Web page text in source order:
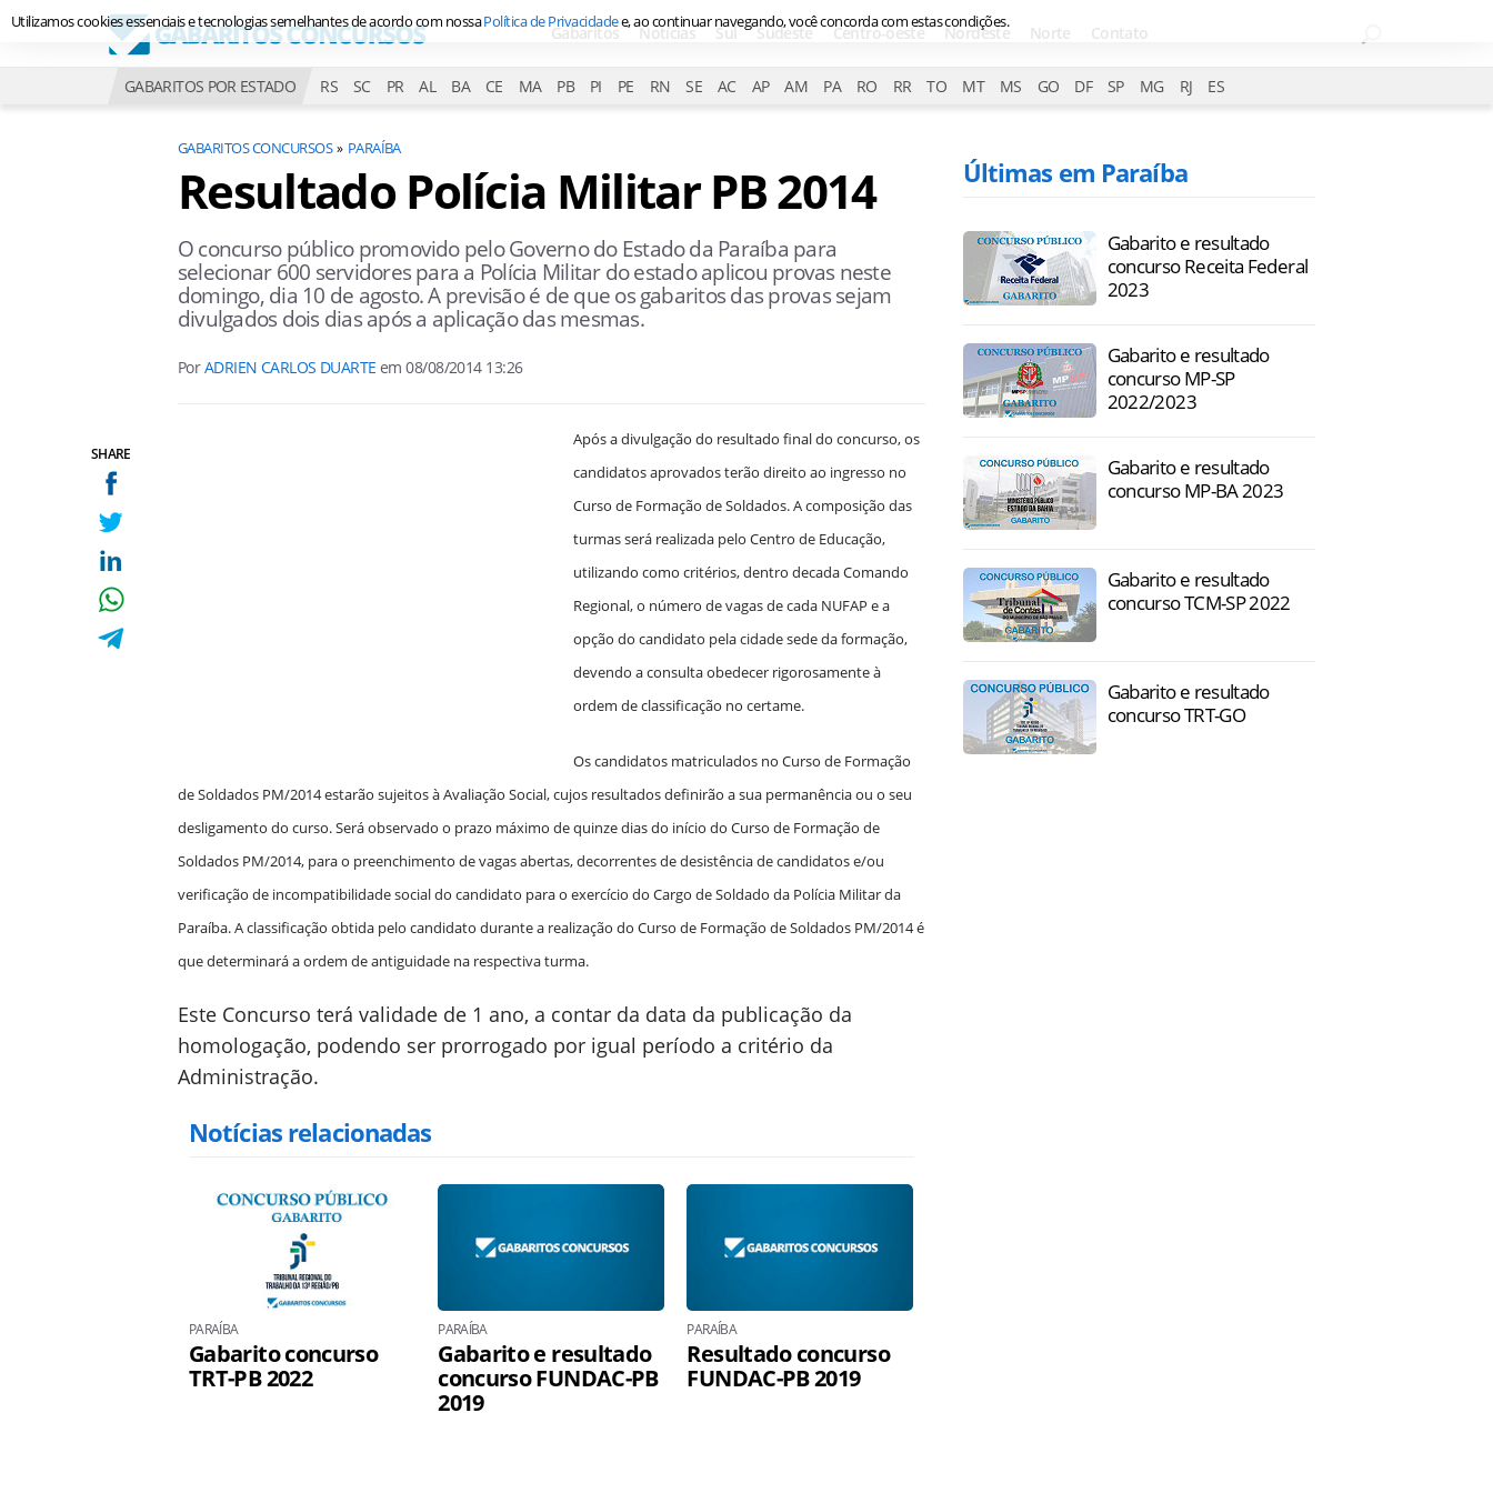
Gabaritos Notícias Sul Sudeste Centro-oeste Nordeste Norte Contato
GABARITOS POR ESTADO RS SC PR AL BA CE MA PB PI PE RN SE AC AP AM PA RO RR TO MT MS GO DF SP MG RJ ES
SHARE
GABARITOS CONCURSOS PARAÍBA
Resultado Polícia Militar PB 2014
O concurso público promovido pelo Governo do Estado da Paraíba para
selecionar 600 servidores para a Polícia Militar do estado aplicou provas neste
domingo, dia 10 de agosto. A previsão é de que os gabaritos das provas sejam
divulgados dois dias após a aplicação das mesmas.
PorADRIEN CARLOS DUARTE em08/08/2014 13:26
Após a divulgação do resultado final do concurso, os
candidatos aprovados terão direito ao ingresso no
Curso de Formação de Soldados. A composição das
turmas será realizada pelo Centro de Educação,
utilizando como critérios, dentro decada Comando
Regional,o número de vagas de cada NUFAP e a
opção do candidato pela cidade sede da formação,
devendo a consulta obedecer rigorosamente à
ordem de classificação no certame.
Os candidatos matriculados no Curso de Formação
de Soldados PM/2014 estarão sujeitos à Avaliação Social, cujos resultados definirão a sua permanência ou o seu
desligamento do curso. Será observado o prazo máximo de quinze dias do início do Curso de Formação de
Soldados PM/2014, para o preenchimento de vagas abertas, decorrentes de desistência de candidatos e/ou
verificação de incompatibilidade social do candidato para o exercício do Cargo de Soldado da Polícia Militar da
Paraíba. A classificação obtida pelo candidato durante a realização do Curso de Formação de Soldados PM/2014 é
que determinará a ordem de antiguidade na respectiva turma.
Este Concurso terá validade de 1 ano, a contar da data da publicação da
homologação, podendo ser prorrogado por igual período a critério da
Administração.
Notícias relacionadas
PARAÍBA
Gabarito concurso
TRT-PB 2022
PARAÍBA
Gabarito e resultado
concurso FUNDAC-PB
2019
PARAÍBA
Resultado concurso
FUNDAC-PB 2019
Últimas em Paraíba
Gabarito e resultado
concurso Receita Federal
2023
Gabarito e resultado
concurso MP-SP
2022/2023
Gabarito e resultado
concurso MP-BA 2023
Gabarito e resultado
concurso TCM-SP 2022
Gabarito e resultado
concurso TRT-GO
Utilizamos cookies essenciais e tecnologias semelhantes de acordo com nossaPolítica de Privacidadee, ao continuar navegando, você concorda com estas condições.